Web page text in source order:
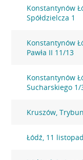
Konstantynów
Spółdzielcza 1
Konstantynów
Pawła II 11/13
Konstantynów
Sucharskiego 1/
Kruszów,
Łódź, 11